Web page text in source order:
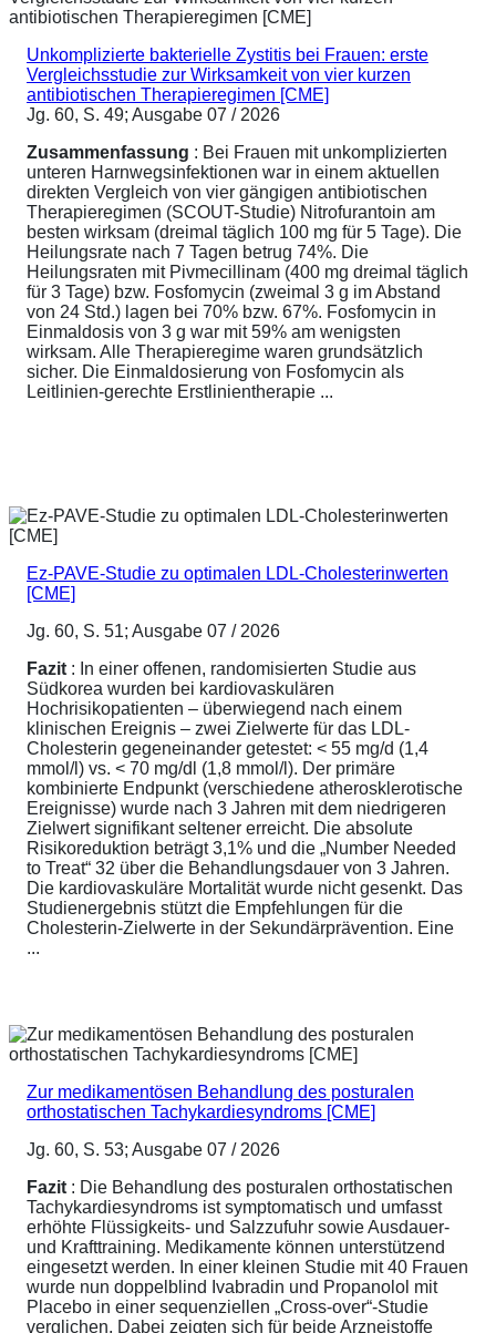
Unkomplizierte bakterielle Zystitis bei Frauen: erste
Vergleichsstudie zur Wirksamkeit von vier kurzen
antibiotischen Therapieregimen [CME]
Jg. 60, S. 49; Ausgabe 07 / 2026
Zusammenfassung : Bei Frauen mit unkomplizierten
unteren Harnwegsinfektionen war in einem aktuellen
direkten Vergleich von vier gängigen antibiotischen
Therapieregimen (SCOUT-Studie) Nitrofurantoin am
besten wirksam (dreimal täglich 100 mg für 5 Tage). Die
Heilungsrate nach 7 Tagen betrug 74%. Die
Heilungsraten mit Pivmecillinam (400 mg dreimal täglich
für 3 Tage) bzw. Fosfomycin (zweimal 3 g im Abstand
von 24 Std.) lagen bei 70% bzw. 67%. Fosfomycin in
Einmaldosis von 3 g war mit 59% am wenigsten
wirksam. Alle Therapieregime waren grundsätzlich
sicher. Die Einmaldosierung von Fosfomycin als
Leitlinien-gerechte Erstlinientherapie ...
Ez-PAVE-Studie zu optimalen LDL-Cholesterinwerten
[CME]
Jg. 60, S. 51; Ausgabe 07 / 2026
Fazit : In einer offenen, randomisierten Studie aus
Südkorea wurden bei kardiovaskulären
Hochrisikopatienten – überwiegend nach einem
klinischen Ereignis – zwei Zielwerte für das LDL-
Cholesterin gegeneinander getestet: < 55 mg/d (1,4
mmol/l) vs. < 70 mg/dl (1,8 mmol/l). Der primäre
kombinierte Endpunkt (verschiedene atherosklerotische
Ereignisse) wurde nach 3 Jahren mit dem niedrigeren
Zielwert signifikant seltener erreicht. Die absolute
Risikoreduktion beträgt 3,1% und die „Number Needed
to Treat“ 32 über die Behandlungsdauer von 3 Jahren.
Die kardiovaskuläre Mortalität wurde nicht gesenkt. Das
Studienergebnis stützt die Empfehlungen für die
Cholesterin-Zielwerte in der Sekundärprävention. Eine
...
Zur medikamentösen Behandlung des posturalen
orthostatischen Tachykardiesyndroms [CME]
Jg. 60, S. 53; Ausgabe 07 / 2026
Fazit : Die Behandlung des posturalen orthostatischen
Tachykardiesyndroms ist symptomatisch und umfasst
erhöhte Flüssigkeits- und Salzzufuhr sowie Ausdauer-
und Krafttraining. Medikamente können unterstützend
eingesetzt werden. In einer kleinen Studie mit 40 Frauen
wurde nun doppelblind Ivabradin und Propanolol mit
Placebo in einer sequenziellen „Cross-over“-Studie
verglichen. Dabei zeigten sich für beide Arzneistoffe